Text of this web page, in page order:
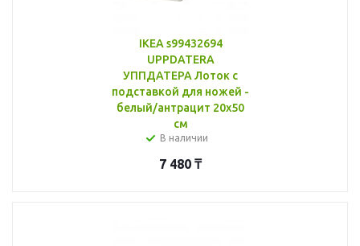
IKEA s99432694
UPPDATERA
УППДАТЕРА Лоток с
подставкой для ножей -
белый/антрацит 20x50
см
В наличии
7 480 ₸